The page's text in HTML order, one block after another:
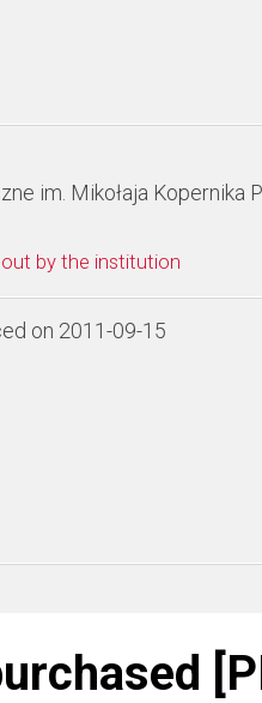
im. Mikołaja Kopernika
by the institution
on 2011-09-15